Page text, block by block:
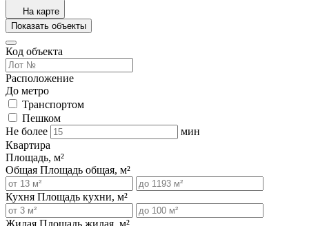
На карте
Показать объекты
Код объекта
Расположение
До метро
Транспортом
Пешком
Не более
мин
Квартира
Площадь, м²
Общая Площадь общая, м²
Кухня Площадь кухни, м²
Жилая Площадь жилая, м²